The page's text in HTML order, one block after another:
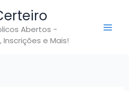
Abertos -
Inscrições e Mais!